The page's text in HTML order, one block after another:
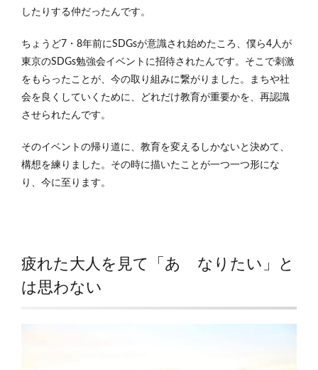
したりする仲だったんです。
ちょうど7・8年前にSDGsが意識され始めたころ、僕ら4人が
東京のSDGs勉強会イベントに招待されたんです。そこで刺激
をもらったことが、今の取り組みに繋がりました。まちや社
会を良くしていくために、どれだけ教育が重要かを、再認識
させられたんです。
そのイベントの帰り道に、教育を変えるしかないと決めて、
構想を練りました。その時に描いたことが一つ一つ形にな
り、今に至ります。
疲れた大人を見て「あゝなりたい」と
は思わない